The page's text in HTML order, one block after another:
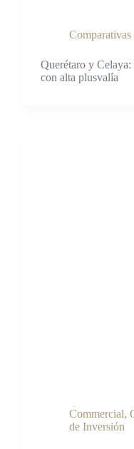
Comparativas
Querétaro y
con alta plusvalía
Commercial,
de Inversión